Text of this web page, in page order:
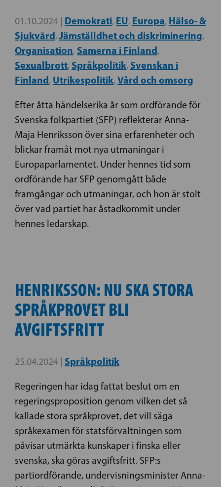
01.10.2024 | Demokrati, EU, Europa, Hälso- &
Sjukvård, Jämställdhet och diskriminering,
Organisation, Samerna i Finland,
Sexualbrott, Språkpolitik, Svenskan i
Finland, Utrikespolitik, Vård och omsorg
Efter åtta händelserika år som ordförande för
Svenska folkpartiet (SFP) reflekterar Anna-
Maja Henriksson över sina erfarenheter och
blickar framåt mot nya utmaningar i
Europaparlamentet. Under hennes tid som
ordförande har SFP genomgått både
framgångar och utmaningar, och hon är stolt
över vad partiet har åstadkommit under
hennes ledarskap.
HENRIKSSON: NU SKA STORA
SPRÅKPROVET BLI
AVGIFTSFRITT
25.04.2024 | Språkpolitik
Regeringen har idag fattat beslut om en
regeringsproposition genom vilken det så
kallade stora språkprovet, det vill säga
språkexamen för statsförvaltningen som
påvisar utmärkta kunskaper i finska eller
svenska, ska göras avgiftsfritt. SFP:s
partiordförande, undervisningsminister Anna-